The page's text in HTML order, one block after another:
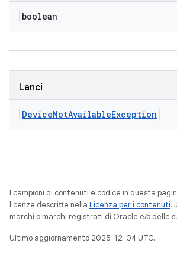
boolean
Lanci
DeviceNotAvailableException
I campioni di contenuti e codice in questa
licenze descritte nella Licenza per i contenuti.
marchi o marchi registrati di Oracle e/o delle
Ultimo aggiornamento 2025-12-04 UTC.